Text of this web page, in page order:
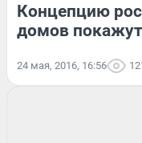
Концепцию
домов
24 мая, 2016, 16:56